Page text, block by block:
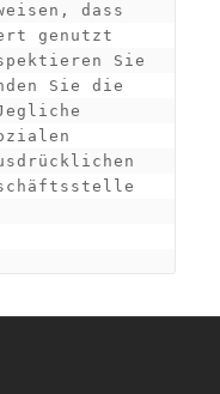
dass
genutzt
Sie
Sie die